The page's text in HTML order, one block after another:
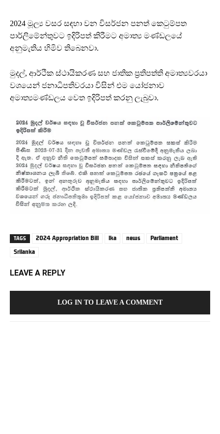
2024 මූල්‍ය වසර සඳහා වන විසර්ජන පනත් කෙටුම්පත
පාර්ලිමේන්තුවට ඉදිරිපත් කිරීමට අමාත්‍ය මණ්ඩලයේ
අනුමැතිය හිමිව තිබෙනවා.
මුදල්, ආර්ථික ස්ථායිකරණ සහ ජාතික ප්‍රතිපත්ති අමාත්‍යවරයා
වශයෙන් ජනාධිපතිවරයා විසින් එම යෝජනාව
අමාත්‍යමණ්ඩලය වෙත ඉදිරිපත් කරනු ලැබුවා.
TAGS 2024 Appropriation Bill lka news
Parliament
Srilanka
LEAVE A REPLY
LOG IN TO LEAVE A COMMENT